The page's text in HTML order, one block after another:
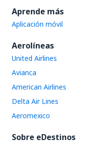
Aprende más
Aplicación móvil
Aerolíneas
United Airlines
Avianca
American Airlines
Delta Air Lines
Aeromexico
Sobre eDestinos